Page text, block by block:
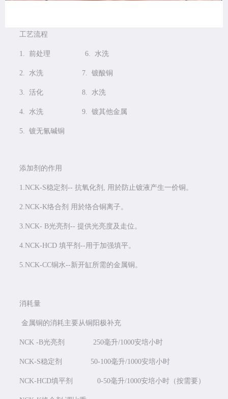
工艺流程
1. 前处理 6. 水洗
2. 水洗 7. 镀酸铜
3. 活化 8. 水洗
4. 水洗 9. 镀其他金属
5. 镀无氰碱铜
添加剂的作用
1.NCK-S稳定剂-- 抗氧化剂, 用於防止镀液产生一价铜。
2.NCK-K络合剂 用於络合铜离子。
3.NCK- B光亮剂-- 提供光亮度及走位。
4.NCK-HCD 填平剂--用于加强填平。
5.NCK-CC铜水--新开缸所需的金属铜。
消耗量
金属铜的消耗主要从铜阳极补充
NCK -B光亮剂 250毫升/1000安培小时
NCK-S稳定剂 50-100毫升/1000安培小时
NCK-HCD填平剂 0-50毫升/1000安培小时（按需要）